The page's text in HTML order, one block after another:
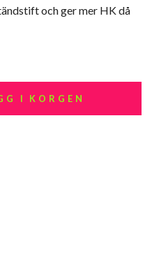
och ger mer HK då
I KORGEN